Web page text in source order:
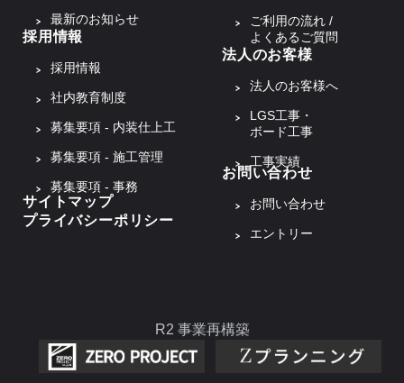
最新のお知らせ
ご利用の流れ /
よくあるご質問
法人のお客様
法人のお客様へ
LGS工事・
ボード工事
工事実績
採用情報
採用情報
社内教育制度
募集要項 - 内装仕上工
募集要項 - 施工管理
募集要項 - 事務
お問い合わせ
お問い合わせ
エントリー
サイトマップ
プライバシーポリシー
R2 事業再構築